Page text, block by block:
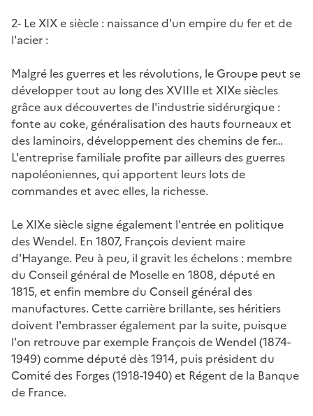
2- Le XIXesiècle : naissance d'un empire du fer et de
l'acier :
Malgré les guerres et les révolutions, le Groupe peut se
développer tout au long des XVIIIe et XIXe siècles
grâce aux découvertes de l'industrie sidérurgique :
fonte au coke, généralisation des hauts fourneaux et
des laminoirs, développement des chemins de fer…
L'entreprise familiale profite par ailleurs des guerres
napoléoniennes, qui apportent leurs lots de
commandes et avec elles, la richesse.
Le XIXe siècle signe également l'entrée en politique
des Wendel. En 1807, François devient maire
d'Hayange. Peu à peu, il gravit les échelons : membre
du Conseil général de Moselle en 1808, député en
1815, et enfin membre du Conseil général des
manufactures. Cette carrière brillante, ses héritiers
doivent l'embrasser également par la suite, puisque
l'on retrouve par exemple François de Wendel (1874-
1949) comme député dès 1914, puis président du
Comité des Forges (1918-1940) et Régent de la Banque
de France.